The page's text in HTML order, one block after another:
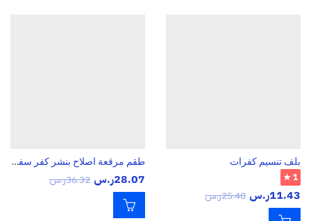
بلف تنسيم كفرات
1 ★
11.43ر.س 25.40ر.س
طقم مرقعة اصلاح بنشر كفر سفاري
28.07ر.س 36.32ر.س